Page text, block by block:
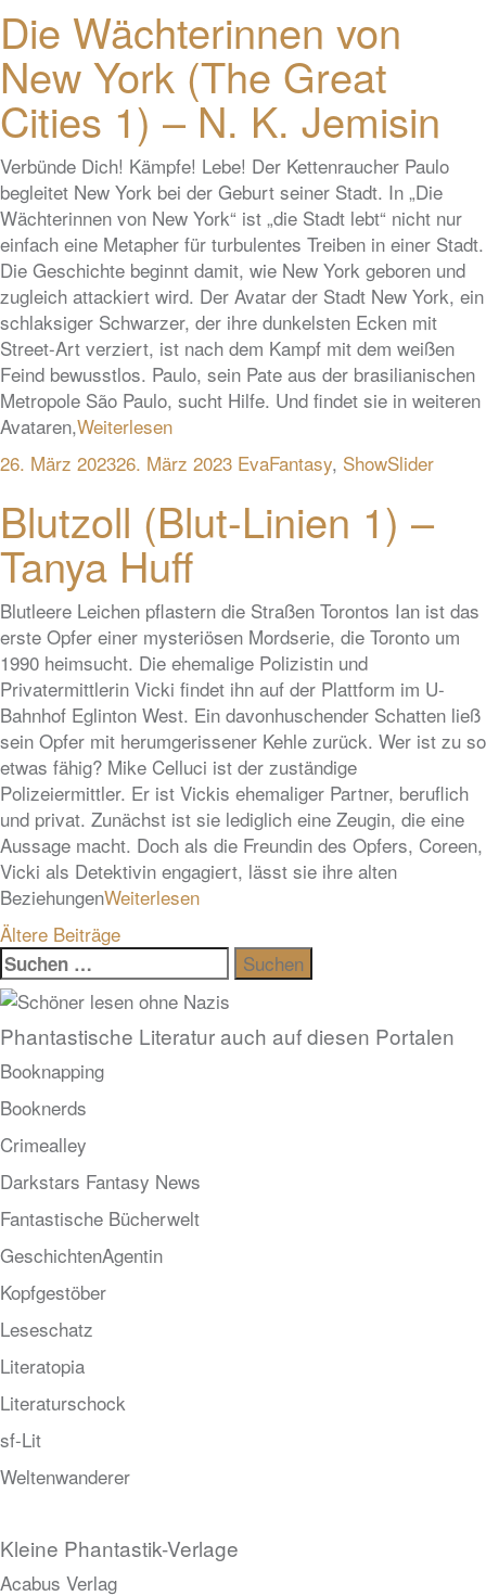
Die Wächterinnen von
New York (The Great
Cities 1) – N. K. Jemisin
Verbünde Dich! Kämpfe! Lebe! Der Kettenraucher Paulo
begleitet New York bei der Geburt seiner Stadt. In „Die
Wächterinnen von New York“ ist „die Stadt lebt“ nicht nur
einfach eine Metapher für turbulentes Treiben in einer Stadt.
Die Geschichte beginnt damit, wie New York geboren und
zugleich attackiert wird. Der Avatar der Stadt New York, ein
schlaksiger Schwarzer, der ihre dunkelsten Ecken mit
Street-Art verziert, ist nach dem Kampf mit dem weißen
Feind bewusstlos. Paulo, sein Pate aus der brasilianischen
Metropole São Paulo, sucht Hilfe. Und findet sie in weiteren
Avataren,Weiterlesen
26. März 202326. März 2023 EvaFantasy, ShowSlider
Blutzoll (Blut-Linien 1) –
Tanya Huff
Blutleere Leichen pflastern die Straßen Torontos Ian ist das
erste Opfer einer mysteriösen Mordserie, die Toronto um
1990 heimsucht. Die ehemalige Polizistin und
Privatermittlerin Vicki findet ihn auf der Plattform im U-
Bahnhof Eglinton West. Ein davonhuschender Schatten ließ
sein Opfer mit herumgerissener Kehle zurück. Wer ist zu so
etwas fähig? Mike Celluci ist der zuständige
Polizeiermittler. Er ist Vickis ehemaliger Partner, beruflich
und privat. Zunächst ist sie lediglich eine Zeugin, die eine
Aussage macht. Doch als die Freundin des Opfers, Coreen,
Vicki als Detektivin engagiert, lässt sie ihre alten
BeziehungenWeiterlesen
Beitragsnavigation
Ältere Beiträge
Suchen
nach:
Phantastische Literatur auch auf diesen Portalen
Booknapping
Booknerds
Crimealley
Darkstars Fantasy News
Fantastische Bücherwelt
GeschichtenAgentin
Kopfgestöber
Leseschatz
Literatopia
Literaturschock
sf-Lit
Weltenwanderer
Kleine Phantastik-Verlage
Acabus Verlag